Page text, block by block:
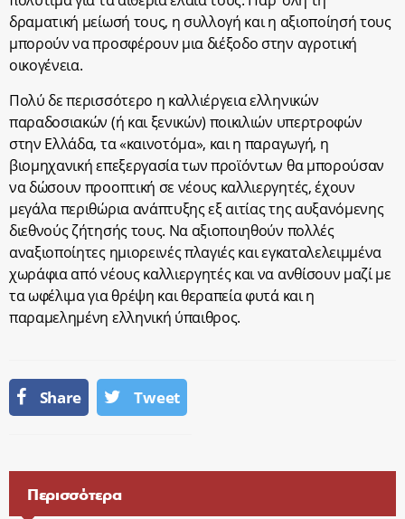
δραματική μείωσή τους, η συλλογή και η αξιοποίησή τους
μπορούν να προσφέρουν μια διέξοδο στην αγροτική
οικογένεια.
Πολύ δε περισσότερο η καλλιέργεια ελληνικών
παραδοσιακών (ή και ξενικών) ποικιλιών υπερτροφών
στην Ελλάδα, τα «καινοτόμα», και η παραγωγή, η
βιομηχανική επεξεργασία των προϊόντων θα μπορούσαν
να δώσουν προοπτική σε νέους καλλιεργητές, έχουν
μεγάλα περιθώρια ανάπτυξης εξ αιτίας της αυξανόμενης
διεθνούς ζήτησής τους. Να αξιοποιηθούν πολλές
αναξιοποίητες ημιορεινές πλαγιές και εγκαταλελειμμένα
χωράφια από νέους καλλιεργητές και να ανθίσουν μαζί με
τα ωφέλιμα για θρέψη και θεραπεία φυτά και η
παραμελημένη ελληνική ύπαιθρος.
Share Tweet
Περισσότερα